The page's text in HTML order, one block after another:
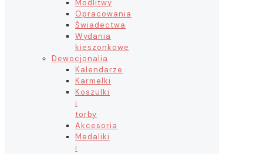
Modlitwy
Opracowania
Świadectwa
Wydania
kieszonkowe
Dewocjonalia
Kalendarze
Karmelki
Koszulki
i
torby
Akcesoria
Medaliki
i